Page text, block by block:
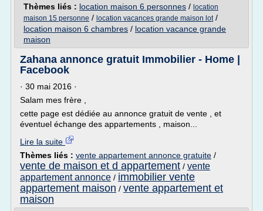
Thèmes liés : location maison 6 personnes / location
maison 15 personne / location vacances grande maison lot/
location maison 6 chambres / location vacance grande
maison
Zahana annonce gratuit Immobilier - Home |
Facebook
· 30 mai 2016 ·
Salam mes frère ,
cette page est dédiée au annonce gratuit de vente , et
éventuel échange des appartements , maison...
Lire la suite
Thèmes liés : vente appartement annonce gratuite /
vente de maison et d appartement / vente
appartement annonce / immobilier vente
appartement maison / vente appartement et
maison